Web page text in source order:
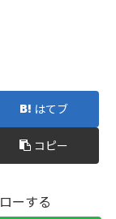
はてブ
コピー
ーする